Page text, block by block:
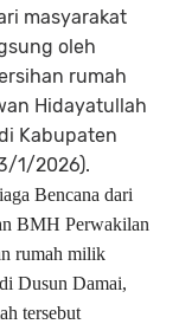
masyarakat
oleh
rumah
Hidayatullah
Kabupaten
1/2026).
Bencana dari
BMH Perwakilan
rumah milik
Dusun Damai,
tersebut